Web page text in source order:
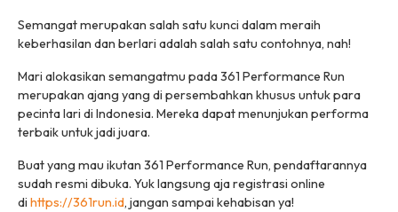
Semangat merupakan salah satu kunci dalam meraih
keberhasilan dan berlari adalah salah satu contohnya, nah!
Mari alokasikan semangatmu pada 361 Performance Run
merupakan ajang yang di persembahkan khusus untuk para
pecinta lari di Indonesia. Mereka dapat menunjukan performa
terbaik untuk jadi juara.
Buat yang mau ikutan 361 Performance Run, pendaftarannya
sudah resmi dibuka. Yuk langsung aja registrasi online
di https://361run.id, jangan sampai kehabisan ya!